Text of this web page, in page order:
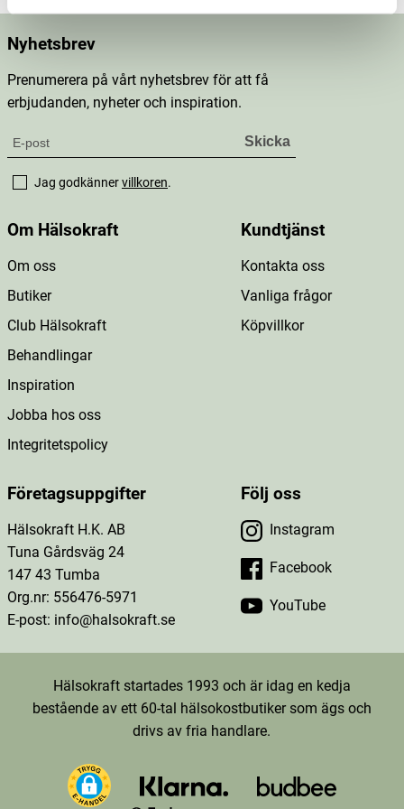
Nyhetsbrev
Prenumerera på vårt nyhetsbrev för att få
erbjudanden, nyheter och inspiration.
Jag godkännervillkoren.
Om Hälsokraft
Om oss
Butiker
Club Hälsokraft
Behandlingar
Inspiration
Jobba hos oss
Integritetspolicy
Kundtjänst
Kontakta oss
Vanliga frågor
Köpvillkor
Företagsuppgifter
Hälsokraft H.K. AB
Tuna Gårdsväg 24
147 43 Tumba
Org.nr: 556476-5971
E-post: info@halsokraft.se
Följ oss
Instagram
Facebook
YouTube
Hälsokraft startades 1993 och är idag en kedja
bestående av ett 60-tal hälsokostbutiker som ägs och
drivs av fria handlare.